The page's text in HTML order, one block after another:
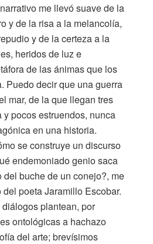
me llevó suave de la
y de la risa a la melancolía,
y de la certeza a la
heridos de luz e
de las ánimas que los
Puedo decir que una guerra
mar, de la que llegan tres
pocos estruendos, nunca
en una historia.
se construye un discurso
endemoniado genio saca
del buche de un conejo?, me
poeta Jaramillo Escobar.
plantean, por
ontológicas a hachazo
del arte; brevísimos